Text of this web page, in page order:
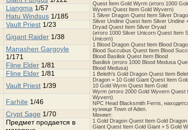
Quest Item Gold Wyrm (итого 1000
Wyvern Quest Item Gold Wyvern)
1 Silver Dragon Quest Item Silver
Silver Undine Quest Item Silver Undine
Dryad Quest Item Silver Dryad
(итого 1000 Silver Unicorn Quest Item
Unicorn)
1 Blood Dragon Quest Item Blood
Blood Succubus Quest Item Blood
Blood Basilisk Quest Item Blood
Basilisk (итого 1000 Blood Medusa
Blood Medusa)
1 Beleth's Gold Dragon Quest Item
Dragon = 10 Gold Giant Quest Item
10 Gold Wyrm Quest Item Gold
Wyrm (итого 2000 Gold Wyvern Quest
Wyvern)
NPC Head Blacksmith Ferris,
кузнице Town of Aden.
Меняет:
1 Gold Dragon Quest Item Gold Dragon
Giant Quest Item Gold Giant + 5 Gold
Liangma 1/57
Hatu Windsus 1/185
Vault Priest 1/23
Gigant Raider 1/38
Manashen Gargoyle
1/171
Fline Elder 1/81
Fline Elder 1/81
Vault Priest 1/39
Farhite 1/46
Crypt Sage 1/70
Предмет продается в